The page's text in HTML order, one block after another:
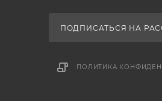
ПОДПИСАТЬСЯ НА
ПОЛИТИКА